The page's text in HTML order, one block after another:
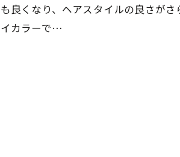
も良くなり、ヘアスタイルの良さが
イカラーで…